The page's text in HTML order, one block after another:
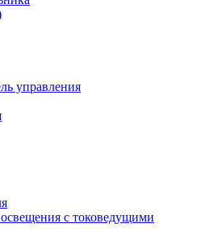
управления
с токоведущими